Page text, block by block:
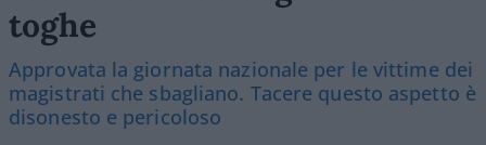
toghe
Approvata la giornata nazionale per le vittime dei
magistrati che sbagliano. Tacere questo aspetto è
disonesto e pericoloso